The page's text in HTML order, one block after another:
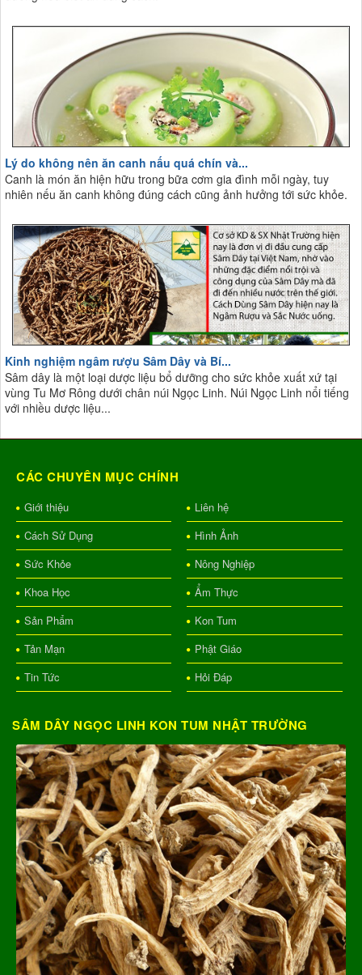
Lý do không nên ăn canh nấu quá chín và...
Canh là món ăn hiện hữu trong bữa cơm gia đình mỗi ngày, tuy
nhiên nếu ăn canh không đúng cách cũng ảnh hưởng tới sức khỏe.
Kinh nghiệm ngâm rượu Sâm Dây và Bí...
Sâm dây là một loại dược liệu bổ dưỡng cho sức khỏe xuất xứ tại
vùng Tu Mơ Rông dưới chân núi Ngọc Linh. Núi Ngọc Linh nổi tiếng
với nhiều dược liệu...
CÁC CHUYÊN MỤC CHÍNH
Giới thiệu
Liên hệ
Cách Sử Dụng
Hình Ảnh
Sức Khỏe
Nông Nghiệp
Khoa Học
Ẩm Thực
Sản Phẩm
Kon Tum
Tản Mạn
Phật Giáo
Tin Tức
Hỏi Đáp
SÂM DÂY NGỌC LINH KON TUM NHẬT TRƯỜNG